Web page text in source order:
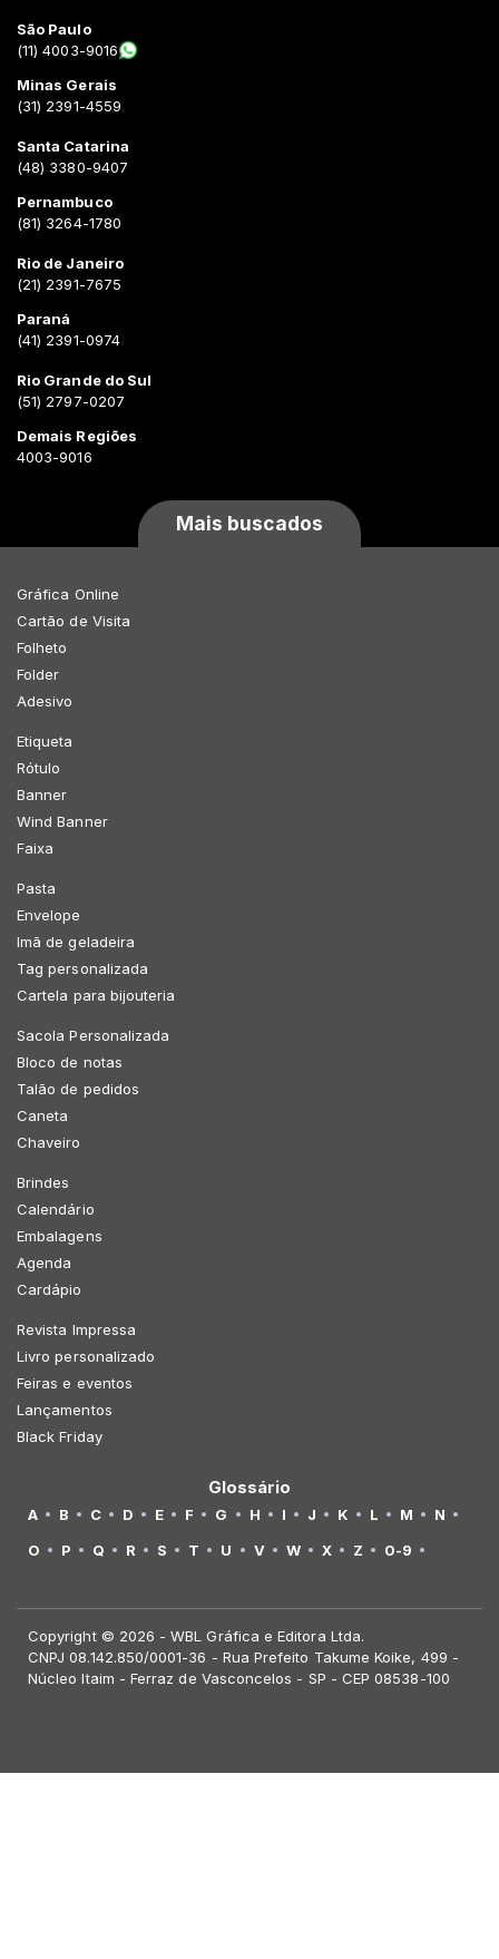
São Paulo
(11) 4003-9016
Minas Gerais
(31) 2391-4559
Santa Catarina
(48) 3380-9407
Pernambuco
(81) 3264-1780
Rio de Janeiro
(21) 2391-7675
Paraná
(41) 2391-0974
Rio Grande do Sul
(51) 2797-0207
Demais Regiões
4003-9016
Mais buscados
Gráfica Online
Cartão de Visita
Folheto
Folder
Adesivo
Etiqueta
Rótulo
Banner
Wind Banner
Faixa
Pasta
Envelope
Imã de geladeira
Tag personalizada
Cartela para bijouteria
Sacola Personalizada
Bloco de notas
Talão de pedidos
Caneta
Chaveiro
Brindes
Calendário
Embalagens
Agenda
Cardápio
Revista Impressa
Livro personalizado
Feiras e eventos
Lançamentos
Black Friday
Glossário
A B C D E F G H I J K L M
N
O
P Q R S T U V W X Z 0-9
Copyright © 2026 - WBL Gráfica e Editora Ltda.
CNPJ 08.142.850/0001-36 - Rua Prefeito Takume Koike, 499 -
Núcleo Itaim - Ferraz de Vasconcelos - SP - CEP 08538-100